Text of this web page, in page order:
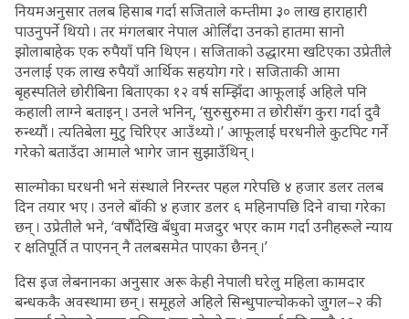
नियमअनुसार तलब हिसाब गर्दा सजिताले कम्तीमा ३० लाख हाराहारी
पाउनुपर्ने थियो । तर मंगलबार नेपाल ओर्लिंदा उनको हातमा सानो
झोलाबाहेक एक रुपैयाँ पनि थिएन । सजिताको उद्धारमा खटिएका उप्रेतीले
उनलाई एक लाख रुपैयाँ आर्थिक सहयोग गरे । सजिताकी आमा
बृहस्पतिले छोरीबिना बिताएका १२ वर्ष सम्झिँदा आफूलाई अहिले पनि
कहाली लाग्ने बताइन् । उनले भनिन्, ‘सुरुसुरुमा त छोरीसँग कुरा गर्दा दुवै
रुन्थ्यौं । त्यतिबेला मुटु चिरिएर आउँथ्यो ।’ आफूलाई घरधनीले कुटपिट गर्ने
गरेको बताउँदा आमाले भागेर जान सुझाउँथिन् ।
साल्मोका घरधनी भने संस्थाले निरन्तर पहल गरेपछि ४ हजार डलर तलब
दिन तयार भए । उनले बाँकी ४ हजार डलर ६ महिनापछि दिने वाचा गरेका
छन् । उप्रेतीले भने, ‘वर्षौंदेखि बँधुवा मजदुर भएर काम गर्दा उनीहरूले न्याय
र क्षतिपूर्ति त पाएनन् नै तलबसमेत पाएका छैनन् ।’
दिस इज लेबनानका अनुसार अरू केही नेपाली घरेलु महिला कामदार
बन्धककै अवस्थामा छन् । समूहले अहिले सिन्धुपाल्चोकको जुगल–२ की